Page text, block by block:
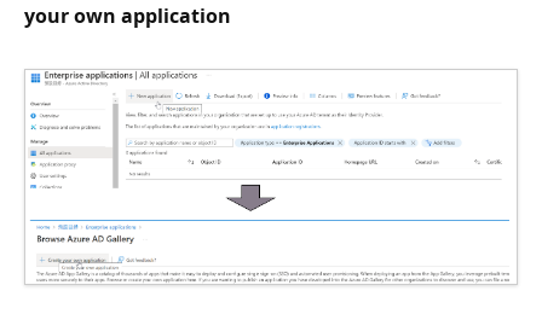
your own application